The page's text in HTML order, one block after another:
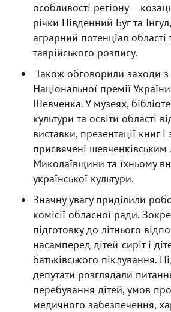
особливості регіону –
річки Південний Буг та
аграрний потенціал області
таврійського розпису.
Також обговорили заходи з
Національної премії
Шевченка. У музеях,
культури та освіти області
виставки, презентації книг і
присвячені шевченківським
Миколаївщини та їхньому
української культури.
Значну увагу приділили
комісії обласної ради.
підготовку до літнього
насамперед дітей-сиріт і
батьківського піклування.
депутати розглядали
перебування дітей, умов
медичного забезпечення,